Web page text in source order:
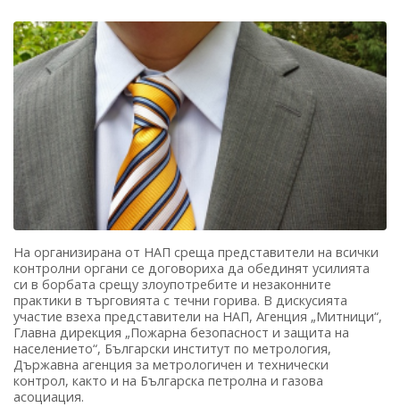
На организирана от НАП среща представители на всички
контролни органи се договориха да обединят усилията
си в борбата срещу злоупотребите и незаконните
практики в търговията с течни горива. В дискусията
участие взеха представители на НАП, Агенция „Митници“,
Главна дирекция „Пожарна безопасност и защита на
населението“, Български институт по метрология,
Държавна агенция за метрологичен и технически
контрол, както и на Българска петролна и газова
асоциация.